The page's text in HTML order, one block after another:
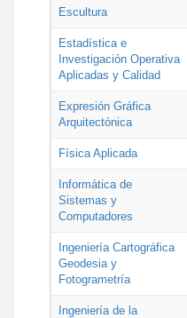
Escultura
Estadística e
Investigación Operativa
Aplicadas y Calidad
Expresión Gráfica
Arquitectónica
Física Aplicada
Informática de
Sistemas y
Computadores
Ingeniería Cartográfica
Geodesia y
Fotogrametría
Ingeniería de la